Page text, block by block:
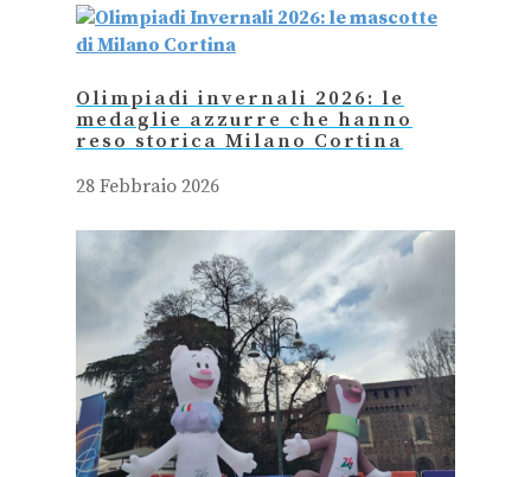
Olimpiadi invernali 2026: le
medaglie azzurre che hanno
reso storica Milano Cortina
28 Febbraio 2026